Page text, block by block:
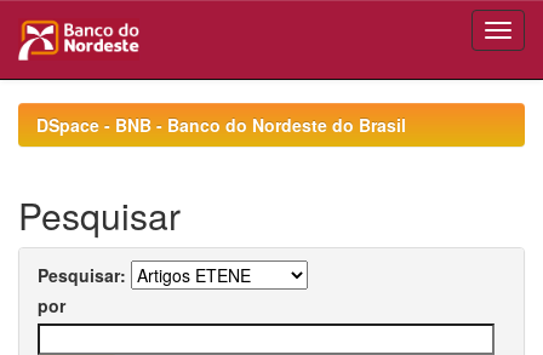
navigationDSpace - BNB - Banco do Nordeste do Brasil
Pesquisar
Pesquisar:
por